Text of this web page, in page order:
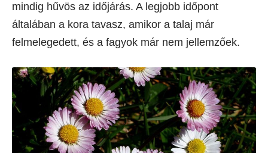
mindig hűvös az időjárás. A legjobb időpont
általában a kora tavasz, amikor a talaj már
felmelegedett, és a fagyok már nem jellemzőek.